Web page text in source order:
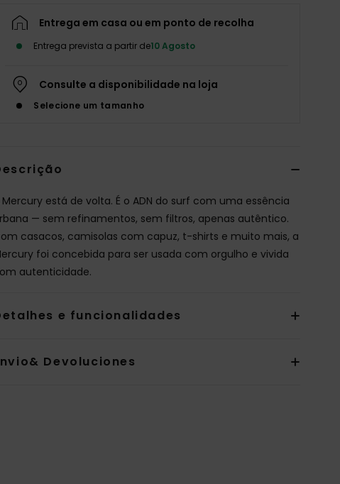
Entrega em casa ou em ponto de recolha
Entrega prevista a partir de10 Agosto
Consulte a disponibilidade na loja
Selecione um tamanho
Mercury está de volta. É o ADN do surf com uma essência
— sem refinamentos, sem filtros, apenas autêntico.
casacos, camisolas com capuz, t-shirts e muito mais, a
foi concebida para ser usada com orgulho e vivida
autenticidade.
e funcionalidades
Devoluciones